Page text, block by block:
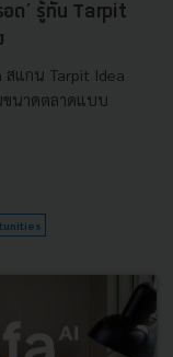
รอด’ รู้ทัน Tarpit
สแกน Tarpit Idea
นาดตลาดแบบ